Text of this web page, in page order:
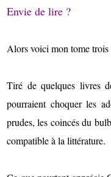
Envie de lire ?
Alors voici mon tome
Tiré de quelques livres
pourraient choquer les
prudes, les coincés du
compatible à la littérature.